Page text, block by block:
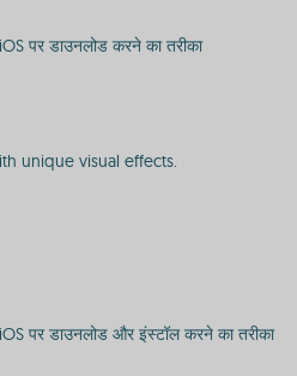
पर डाउनलोड करने का तरीका
unique visual effects.
पर डाउनलोड और इंस्टॉल करने का तरीका